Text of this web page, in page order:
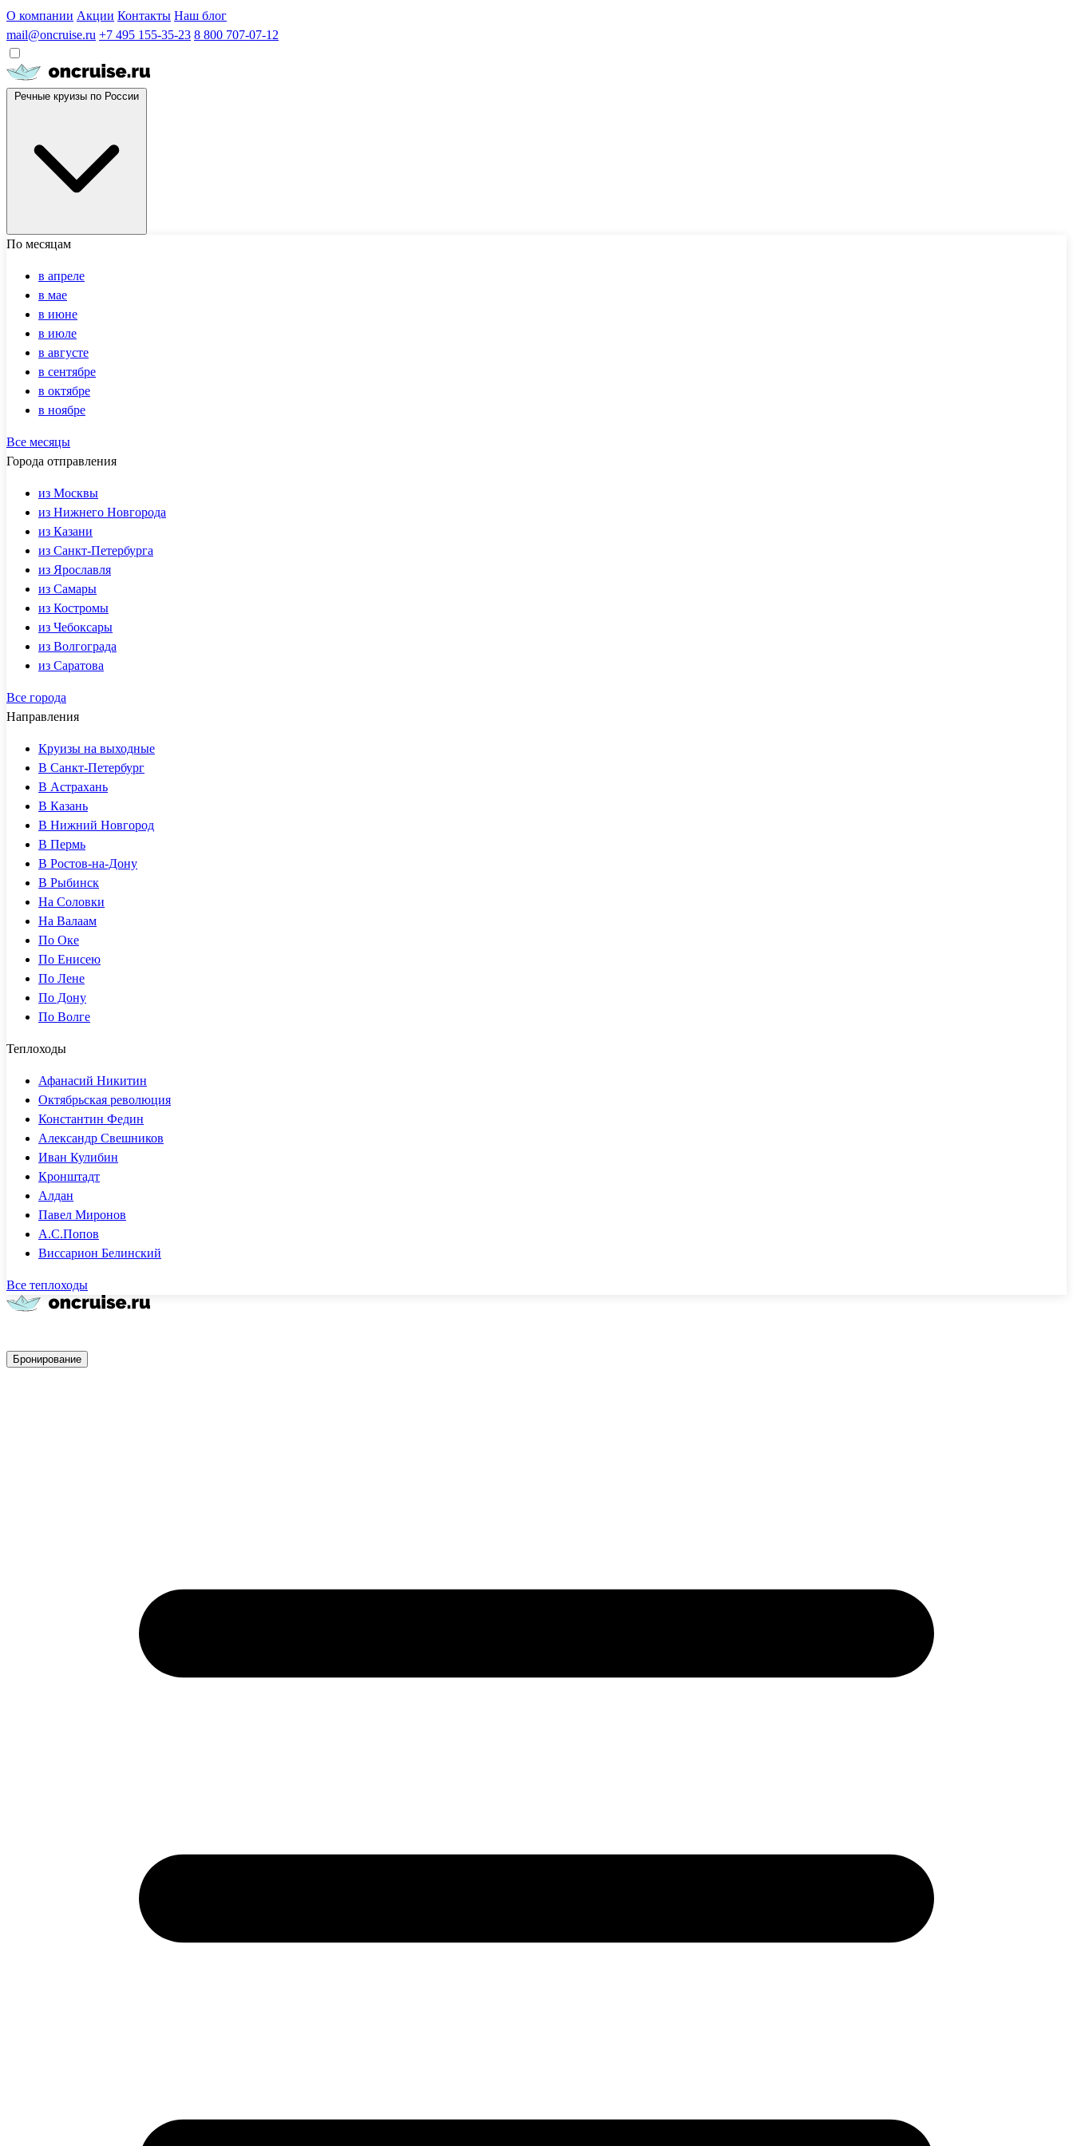
О компании Акции Контакты Наш блог
mail@oncruise.ru +7 495 155-35-23 8 800 707-07-12
По месяцам
в апреле
в мае
в июне
в июле
в августе
в сентябре
в октябре
в ноябре
Все месяцы
Города отправления
из Москвы
из Нижнего Новгорода
из Казани
из Санкт-Петербурга
из Ярославля
из Самары
из Костромы
из Чебоксары
из Волгограда
из Саратова
Все города
Направления
Круизы на выходные
В Санкт-Петербург
В Астрахань
В Казань
В Нижний Новгород
В Пермь
В Ростов-на-Дону
В Рыбинск
На Соловки
На Валаам
По Оке
По Енисею
По Лене
По Дону
По Волге
Теплоходы
Афанасий Никитин
Октябрьская революция
Константин Федин
Александр Свешников
Иван Кулибин
Кронштадт
Алдан
Павел Миронов
А.С.Попов
Виссарион Белинский
Все теплоходы
Бронирование